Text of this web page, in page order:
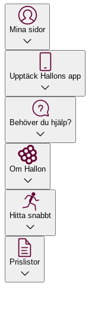
Mina sidor
Upptäck Hallons app
Behöver du hjälp?
Om Hallon
Hitta snabbt
Prislistor